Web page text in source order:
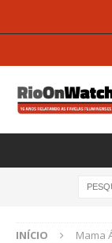
INÍCIO Mama